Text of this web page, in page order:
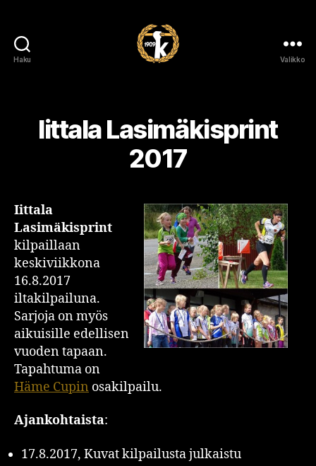
Haku Valikko
Iittala Lasimäkisprint
2017
Iittala
Lasimäkisprint
kilpaillaan
keskiviikkona
16.8.2017
iltakilpailuna.
Sarjoja on myös
aikuisille edellisen
vuoden tapaan.
Tapahtuma on
Häme Cupin osakilpailu.
Ajankohtaista:
17.8.2017, Kuvat kilpailusta julkaistu